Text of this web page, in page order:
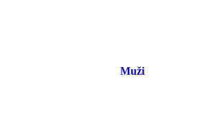
Muži